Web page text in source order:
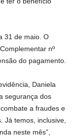
31 de maio. O
nº
do pagamento.
Daniela
segurança dos
a fraudes e
Já temos, inclusive,
neste mês”,